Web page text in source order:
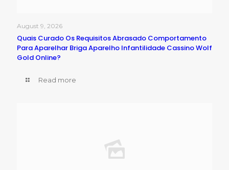
August 9, 2026
Quais Curado Os Requisitos Abrasado Comportamento
Para Aparelhar Briga Aparelho Infantilidade Cassino Wolf
Gold Online?
Read more